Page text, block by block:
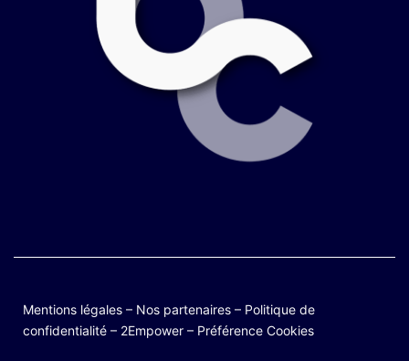
Mentions légales – Nos partenaires – Politique de
confidentialité – 2Empower – Préférence Cookies